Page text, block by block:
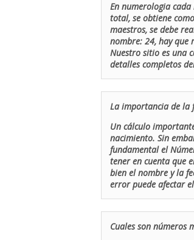
En numerologia
total, se obtiene
maestros, se debe
nombre: 24, hay que
Nuestro sitio es una
detalles completos
La importancia de la
Un cálculo
nacimiento. Sin
fundamental el
tener en cuenta que
bien el nombre y la
error puede afectar
Cuales son números